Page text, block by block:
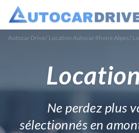
Autocar Drive/ Location Autocar Rhone Alpes/
Ne perdez plus
sélectionnés en